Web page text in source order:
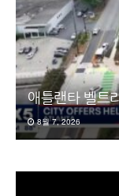
애틀랜타 벨트
8월 7, 2026